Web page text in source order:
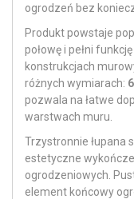
ogrodzeń bez
Produkt powstaje
połowę i pełni
konstrukcjach
różnych wymiarach:
pozwala na łatwe
warstwach muru.
Trzystronnie łupana
estetyczne
ogrodzeniowych.
element końcowy